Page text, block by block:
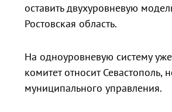
оставить двухуровневую
Ростовская область.
На одноуровневую систему
комитет относит Севастополь,
муниципального управления.